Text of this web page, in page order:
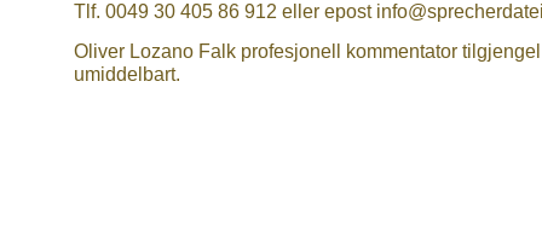
Tlf. 0049 30 405 86 912 eller epost
Oliver Lozano Falk profesjonell kommentator
umiddelbart.